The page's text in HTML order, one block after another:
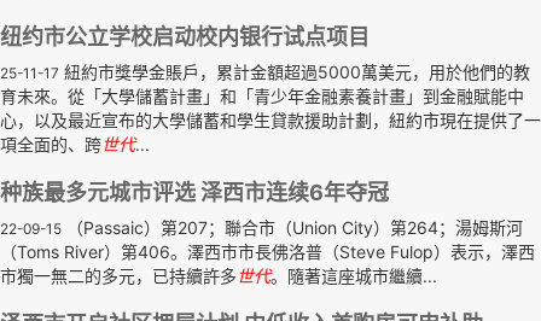
纽约市公立学校启动校内银行试点项目
25-11-17 紐約市獎學金賬戶，累計金額超過5000萬美元，用於他們的教
育未來。從「大學儲蓄計畫」和「青少年金融素養計畫」到金融賦能中
心，以及最近宣布的大學儲蓄和學生貸款援助計劃，紐約市現在提供了一
項全面的、跨世代...
种族最多元城市评选 泽西市连续6年夺冠
22-09-15 （Passaic）第207；聯合市（Union City）第264；湯姆斯河
（Toms River）第406。澤西市市長佛洛普（Steve Fulop）表示，澤西
市獨一無二的多元，已持續許多世代。隨著這座城市繼續...